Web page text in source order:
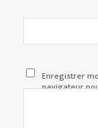
Enregistrer
navigateur